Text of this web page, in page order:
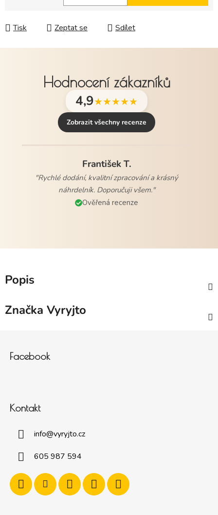
Tisk
Zeptat se Sdílet
Hodnocení zákazníků
4,9★★★★★
Zobrazit všechny recenze
"Rychlé dodání, kvalitní zpracování a krásný
náhrdelník. Doporučuji všem."
Ověřená recenze
Hana V.
"Rychlé doručení, krásné balení.Všem doporučuji."
Ověřená recenze
Popis
Značka Vyryjto
Facebook
Kontakt
info@vyryjto.cz
605 987 594